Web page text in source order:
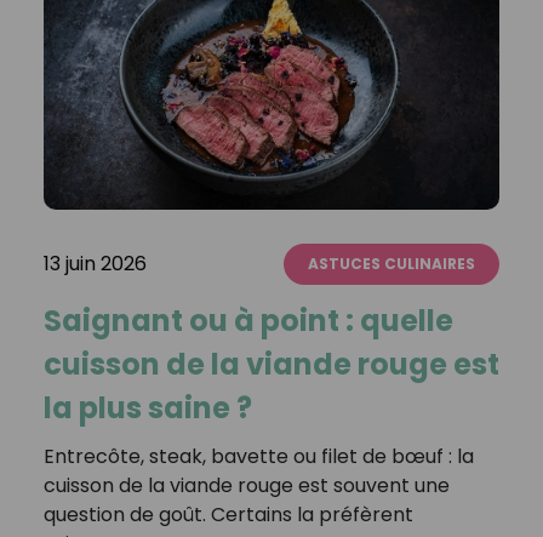
13 juin 2026 ASTUCES CULINAIRES
Saignant ou à point : quelle
cuisson de la viande rouge est
la plus saine ?
Entrecôte, steak, bavette ou filet de bœuf : la
cuisson de la viande rouge est souvent une
question de goût. Certains la préfèrent